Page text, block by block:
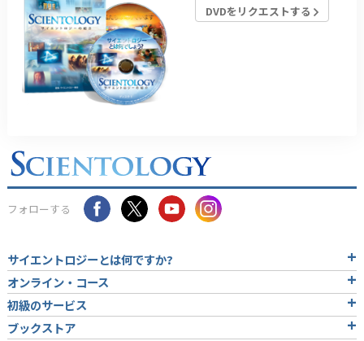
DVDをリクエストする
フォローする
サイエントロジーとは何ですか?
オンライン・コース
初級のサービス
ブックストア